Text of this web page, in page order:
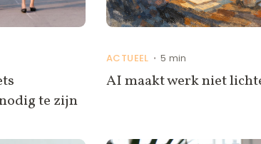
te zijn
ACTUEEL • 5 min
AI maakt werk niet